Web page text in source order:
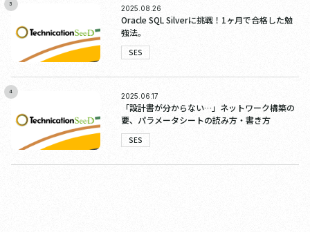
3
2025.08.26
Oracle SQL Silverに挑戦！1ヶ月で合格した勉
強法。
SES
4
2025.06.17
「設計書が分からない…」ネットワーク構築の
要、パラメータシートの読み方・書き方
SES